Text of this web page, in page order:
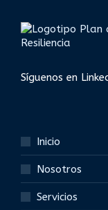
Síguenos en
Inicio
Nosotros
Servicios